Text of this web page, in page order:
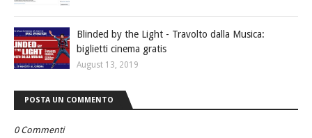
Blinded by the Light - Travolto dalla Musica:
biglietti cinema gratis
August 13, 2019
POSTA UN COMMENTO
0 Commenti